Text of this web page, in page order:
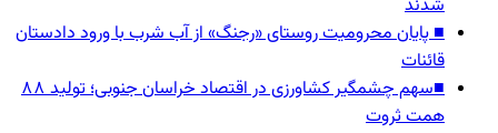
شدند
■پایان محرومیت روستای «رجنگ» از آب شرب با ورود دادستان
قائنات
■
سهم چشمگیر کشاورزی در اقتصاد خراسان جنوبی؛ تولید ۸۸
همت ثروت